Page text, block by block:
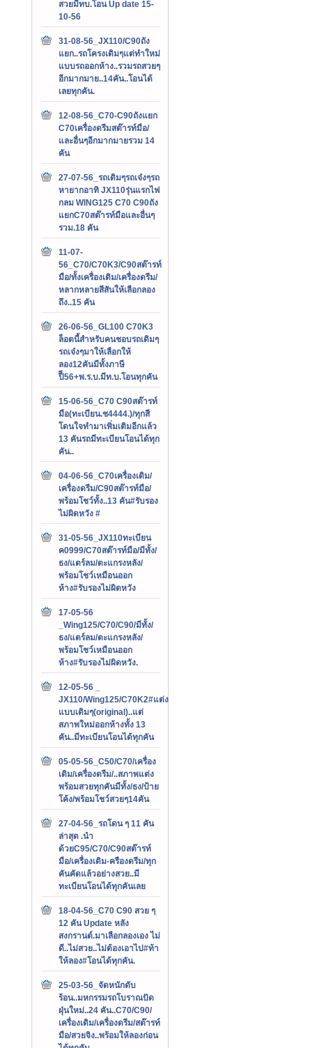
สวยมีทบ.โอน Up date 15-
10-56
31-08-56_JX110/C90ถัง
แยก..รถโครงเดิมๆแต่ทำใหม่
แบบรถออกห้าง..รวมรถสวยๆ
อีกมากมาย..14คัน..โอนได้
เลยทุกคัน.
12-08-56_C70-C90ถังแยก
C70เครื่องดรีมสต๊ารท์มือ/
และอื่นๆอีกมากมายรวม 14
คัน
27-07-56_รถเดิมๆรถเจ๋งๆรถ
หายากอาทิ JX110รุ่นแรกไฟ
กลม WING125 C70 C90ถัง
แยกC70สต๊ารท์มือและอื่นๆ
รวม.18 คัน
11-07-
56_C70/C70K3/C90สต๊ารท์
มือ/ทั้งเครื่องเดิม/เครื่องดรีม/
หลากหลายสีสันให้เลือกลอง
ถึง..15 คัน
26-06-56_GL100 C70K3
ล็อตนี้สำหรับคนชอบรถเดิมๆ
รถเจ๋งๆมาให้เลือกให้
ลอง12คันมีทั้งภาษี
ปีี56+พ.ร.บ.มีท.บ.โอนทุกคัน
15-06-56_C70 C90สต๊ารท์
มือ(ทะเบียน.ช4444.)/ทุกสี
โดนใจทำมาเพิ่มเติมอีกแล้ว
13 คันรถมีทะเบียนโอนได้ทุก
คัน..
04-06-56_C70เครื่องเดิม/
เครื่องดรีม/C90สต๊ารท์มือ/
พร้อมโชว์ทั้ง..13 คัน#รับรอง
ไม่ผิดหวัง #
31-05-56_JX110ทะเบียน
ค0999/C70สต๊ารท์มือ/มีทั้ง/
ธง/แตร์ลม/ตะแกรงหลัง/
พร้อมโชว์เหมือนออก
ห้าง#รับรองไม่ผิดหวัง
17-05-56
_Wing125/C70/C90/มีทั้ง/
ธง/แตร์ลม/ตะแกรงหลัง/
พร้อมโชว์เหมือนออก
ห้าง#รับรองไม่ผิดหวัง.
12-05-56 _
JX110/Wing125/C70K2#แต่ง
แบบเดิมๆ(original)..แต่
สภาพใหม่ออกห้างทั้ง 13
คัน..มีทะเบียนโอนได้ทุกคัน
05-05-56_C50/C70/เครื่อง
เดิม/เครื่องดรีม/..สภาพแต่ง
พร้อมสวยทุกคันมีทั้ง/ธง/ป้าย
โค้ง/พร้อมโชว์สวยๆ14คัน
27-04-56_รถโดน ๆ 11 คัน
ล่าสุด .นำ
ด้วยC95/C70/C90สต๊ารท์
มือ/เครื่องเดิม-ครืองดรีม/ทุก
คันคัดแล้วอย่างสวย..มี
ทะเบียนโอนได้ทุกคันเลย
18-04-56_C70 C90 สวย ๆ
12 คัน Update หลัง
สงกรานต์.มาเลือกลองเอง ไม่
ดี..ไม่สวย..ไม่ต้องเอาไป#ท้า
ให้ลอง#โอนได้ทุกคัน.
25-03-56_จัดหนักดับ
ร้อน..มหกรรมรถโบราณปัด
ฝุ่นใหม่..24 คัน..C70/C90/
เครื่องเดิม/เครื่องดรีม/สต๊ารท์
มือ/สวยจิง..พร้อมให้ลองก่อน